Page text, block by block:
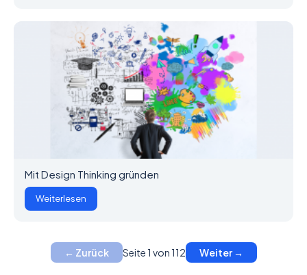
Mit Design Thinking gründen
Weiterlesen
← Zurück Seite 1 von 112 Weiter →